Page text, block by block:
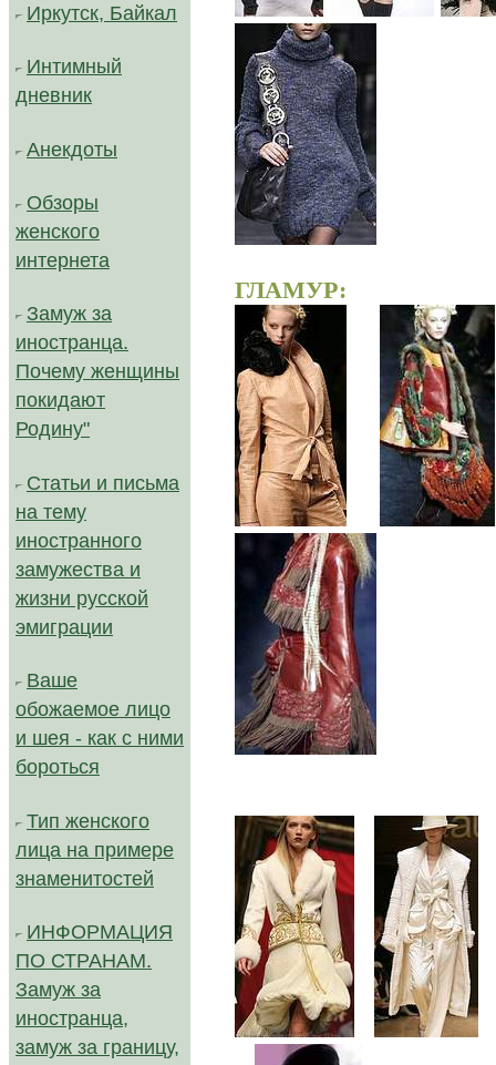
Иркутск, Байкал
Интимный
дневник
Анекдоты
Обзоры
женского
интернета
Замуж за
иностранца.
Почему женщины
покидают
Родину"
Статьи и письма
на тему
иностранного
замужества и
жизни русской
эмиграции
Ваше
обожаемое лицо
и шея - как с ними
бороться
Тип женского
лица на примере
знаменитостей
ИНФОРМАЦИЯ
ПО СТРАНАМ.
Замуж за
иностранца,
замуж за границу,
ГЛАМУР: